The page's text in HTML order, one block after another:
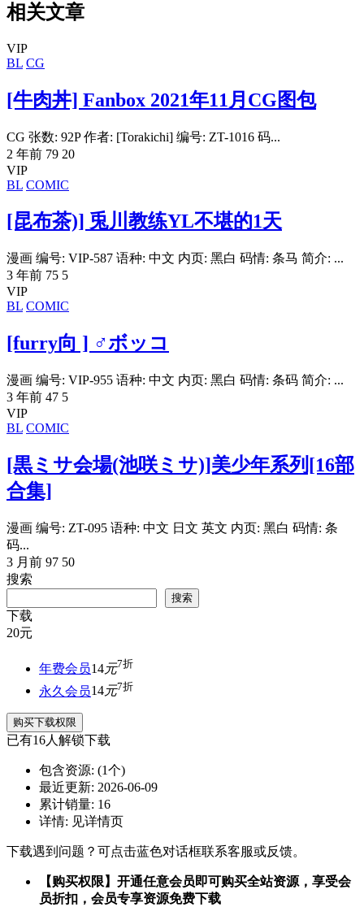
相关文章
VIP
BL CG
[牛肉丼] Fanbox 2021年11月CG图包
CG 张数: 92P 作者: [Torakichi] 编号: ZT-1016 码...
2 年前 79 20
VIP
BL COMIC
[昆布茶)] 兎川教练YL不堪的1天
漫画 编号: VIP-587 语种: 中文 内页: 黑白 码情: 条马 简介: ...
3 年前 75 5
VIP
BL COMIC
[furry向 ] ♂ボッコ
漫画 编号: VIP-955 语种: 中文 内页: 黑白 码情: 条码 简介: ...
3 年前 47 5
VIP
BL COMIC
[黒ミサ会場(池咲ミサ)]美少年系列[16部
合集]
漫画 编号: ZT-095 语种: 中文 日文 英文 内页: 黑白 码情: 条
码...
3 月前 97 50
搜索
搜索
下载
20元
年费会员14元7折
永久会员14元7折
购买下载权限
已有16人解锁下载
包含资源: (1个)
最近更新: 2026-06-09
累计销量: 16
详情: 见详情页
下载遇到问题？可点击蓝色对话框联系客服或反馈。
【购买权限】开通任意会员即可购买全站资源，享受会
员折扣，会员专享资源免费下载